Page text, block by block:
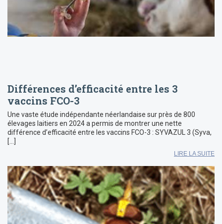
Différences d’efficacité entre les 3
vaccins FCO-3
Une vaste étude indépendante néerlandaise sur près de 800
élevages laitiers en 2024 a permis de montrer une nette
différence d’efficacité entre les vaccins FCO-3 : SYVAZUL 3 (Syva,
[…]
LIRE LA SUITE